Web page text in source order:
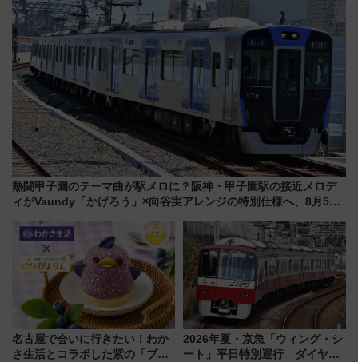
熱闘甲子園のテーマ曲が駅メロに？阪神・甲子園駅の接近メロデ
ィがVaundy「かげろう」×向谷実アレンジの特別仕様へ、8月5日
名古屋で会いに行きたい！わか
さ生活とコラボした紫の「ブル
2026年夏・京急「ウィング・シ
ート」平日特別運行 ダイヤ・